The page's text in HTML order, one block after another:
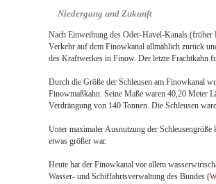
Niedergang und Zukunft
Nach Einweihung des Oder-Havel-Kanals
Verkehr auf dem Finowkanal allmählich zurück
des Kraftwerkes in Finow. Der letzte Frachtkahn
Durch die Größe der Schleusen am Finowkanal
Finowmaßkahn. Seine Maße waren 40,20 Meter
Verdrängung von 140 Tonnen. Die Schleusen
Unter maximaler Ausnutzung der
etwas größer war.
Heute hat der Finowkanal vor allem
Wasser- und Schiffahrtsverwaltung des Bundes (